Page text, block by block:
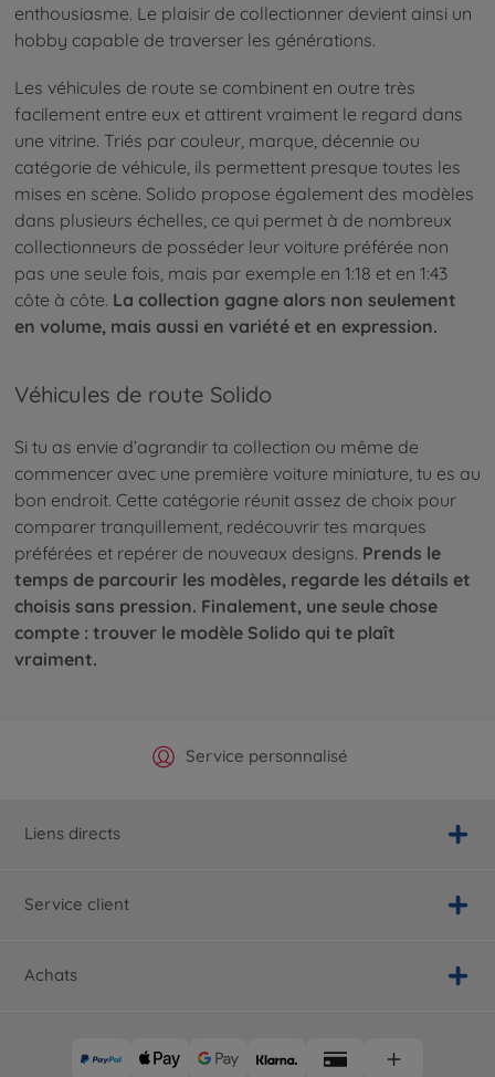
enthousiasme. Le plaisir de collectionner devient ainsi un
hobby capable de traverser les générations.
Les véhicules de route se combinent en outre très
facilement entre eux et attirent vraiment le regard dans
une vitrine. Triés par couleur, marque, décennie ou
catégorie de véhicule, ils permettent presque toutes les
mises en scène. Solido propose également des modèles
dans plusieurs échelles, ce qui permet à de nombreux
collectionneurs de posséder leur voiture préférée non
pas une seule fois, mais par exemple en 1:18 et en 1:43
côte à côte. La collection gagne alors non seulement
en volume, mais aussi en variété et en expression.
Véhicules de route Solido
Si tu as envie d’agrandir ta collection ou même de
commencer avec une première voiture miniature, tu es au
bon endroit. Cette catégorie réunit assez de choix pour
comparer tranquillement, redécouvrir tes marques
préférées et repérer de nouveaux designs. Prends le
temps de parcourir les modèles, regarde les détails et
choisis sans pression. Finalement, une seule chose
compte : trouver le modèle Solido qui te plaît
vraiment.
Boutique officielle du fabricant
Choix maximal
Service personnalisé
Livraison rapide
Liens directs
Service client
Achats